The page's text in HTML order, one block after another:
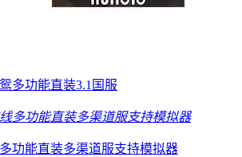
多功能直装3.1国服
功能直装多渠道服支持模拟器